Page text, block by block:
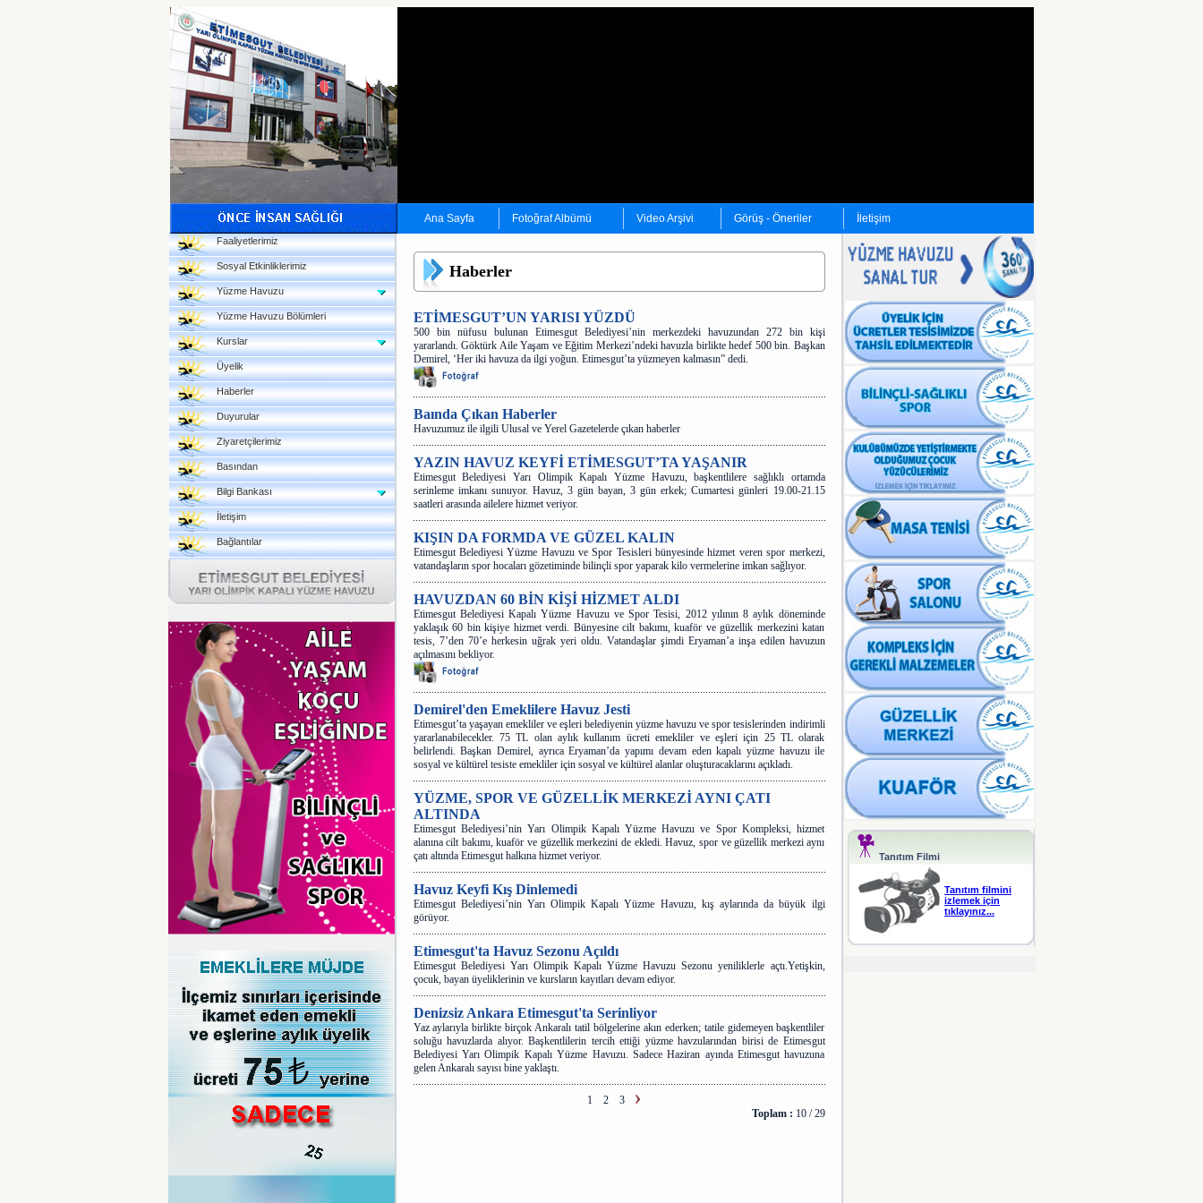
Ana Sayfa Fotoğraf Albümü Video Arşivi Görüş - Öneriler İletişim
Faaliyetlerimiz
Sosyal Etkinliklerimiz
Yüzme Havuzu
Yüzme Havuzu Bölümleri
Kurslar
Üyelik
Haberler
Duyurular
Ziyaretçilerimiz
Basından
Bilgi Bankası
İletişim
Bağlantılar
Haberler
ETİMESGUT’UN YARISI YÜZDÜ
500 bin nüfusu bulunan Etimesgut Belediyesi’nin merkezdeki havuzundan 272 bin kişi
yararlandı. Göktürk Aile Yaşam ve Eğitim Merkezi’ndeki havuzla birlikte hedef 500 bin. Başkan
Demirel, ‘Her iki havuza da ilgi yoğun. Etimesgut’ta yüzmeyen kalmasın” dedi.
Baında Çıkan Haberler
Havuzumuz ile ilgili Ulusal ve Yerel Gazetelerde çıkan haberler
YAZIN HAVUZ KEYFİ ETİMESGUT’TA YAŞANIR
Etimesgut Belediyesi Yarı Olimpik Kapalı Yüzme Havuzu, başkentlilere sağlıklı ortamda
serinleme imkanı sunuyor. Havuz, 3 gün bayan, 3 gün erkek; Cumartesi günleri 19.00-21.15
saatleri arasında ailelere hizmet veriyor.
KIŞIN DA FORMDA VE GÜZEL KALIN
Etimesgut Belediyesi Yüzme Havuzu ve Spor Tesisleri bünyesinde hizmet veren spor merkezi,
vatandaşların spor hocaları gözetiminde bilinçli spor yaparak kilo vermelerine imkan sağlıyor.
HAVUZDAN 60 BİN KİŞİ HİZMET ALDI
Etimesgut Belediyesi Kapalı Yüzme Havuzu ve Spor Tesisi, 2012 yılının 8 aylık döneminde
yaklaşık 60 bin kişiye hizmet verdi. Bünyesine cilt bakımı, kuaför ve güzellik merkezini katan
tesis, 7’den 70’e herkesin uğrak yeri oldu. Vatandaşlar şimdi Eryaman’a inşa edilen havuzun
açılmasını bekliyor.
Demirel'den Emeklilere Havuz Jesti
Etimesgut’ta yaşayan emekliler ve eşleri belediyenin yüzme havuzu ve spor tesislerinden indirimli
yararlanabilecekler. 75 TL olan aylık kullanım ücreti emekliler ve eşleri için 25 TL olarak
belirlendi. Başkan Demirel, ayrıca Eryaman’da yapımı devam eden kapalı yüzme havuzu ile
sosyal ve kültürel tesiste emekliler için sosyal ve kültürel alanlar oluşturacaklarını açıkladı.
YÜZME, SPOR VE GÜZELLİK MERKEZİ AYNI ÇATI
ALTINDA
Etimesgut Belediyesi’nin Yarı Olimpik Kapalı Yüzme Havuzu ve Spor Kompleksi, hizmet
alanına cilt bakımı, kuaför ve güzellik merkezini de ekledi. Havuz, spor ve güzellik merkezi aynı
çatı altında Etimesgut halkına hizmet veriyor.
Havuz Keyfi Kış Dinlemedi
Etimesgut Belediyesi’nin Yarı Olimpik Kapalı Yüzme Havuzu, kış aylarında da büyük ilgi
görüyor.
Etimesgut'ta Havuz Sezonu Açıldı
Etimesgut Belediyesi Yarı Olimpik Kapalı Yüzme Havuzu Sezonu yeniliklerle açtı.Yetişkin,
çocuk, bayan üyeliklerinin ve kursların kayıtları devam ediyor.
Denizsiz Ankara Etimesgut'ta Serinliyor
Yaz aylarıyla birlikte birçok Ankaralı tatil bölgelerine akın ederken; tatile gidemeyen başkentliler
soluğu havuzlarda alıyor. Başkentlilerin tercih ettiği yüzme havzularından birisi de Etimesgut
Belediyesi Yarı Olimpik Kapalı Yüzme Havuzu. Sadece Haziran ayında Etimesgut havuzuna
gelen Ankaralı sayısı bine yaklaştı.
1 2
3
Toplam : 10 / 29
Tanıtım Filmi
Tanıtım filmini
izlemek için
tıklayınız...